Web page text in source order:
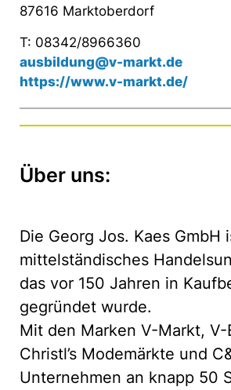
87616 Marktoberdorf
T: 08342/8966360
ausbildung@v-markt.de
https://www.v-markt.de/
Über uns:
Die Georg Jos. Kaes GmbH
mittelständisches
das vor 150 Jahren in
gegründet wurde.
Mit den Marken V-Markt, V-
Christl’s Modemärkte und
Unternehmen an knapp 50